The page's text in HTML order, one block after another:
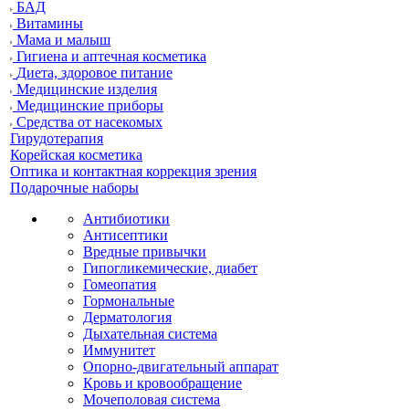
БАД
Витамины
Мама и малыш
Гигиена и аптечная косметика
Диета, здоровое питание
Медицинские изделия
Медицинские приборы
Средства от насекомых
Гирудотерапия
Корейская косметика
Оптика и контактная коррекция зрения
Подарочные наборы
Антибиотики
Антисептики
Вредные привычки
Гипогликемические, диабет
Гомеопатия
Гормональные
Дерматология
Дыхательная система
Иммунитет
Опорно-двигательный аппарат
Кровь и кровообращение
Мочеполовая система